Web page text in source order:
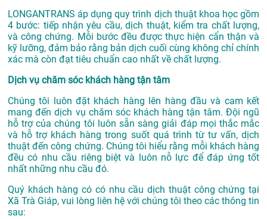
LONGANTRANS áp dụng quy trình dịch thuật khoa học gồm
4 bước: tiếp nhận yêu cầu, dịch thuật, kiểm tra chất lượng,
và công chứng. Mỗi bước đều được thực hiện cẩn thận và
kỹ lưỡng, đảm bảo rằng bản dịch cuối cùng không chỉ chính
xác mà còn đạt tiêu chuẩn cao nhất về chất lượng.
Dịch vụ chăm sóc khách hàng tận tâm
Chúng tôi luôn đặt khách hàng lên hàng đầu và cam kết
mang đến dịch vụ chăm sóc khách hàng tận tâm. Đội ngũ
hỗ trợ của chúng tôi luôn sẵn sàng giải đáp mọi thắc mắc
và hỗ trợ khách hàng trong suốt quá trình từ tư vấn, dịch
thuật đến công chứng. Chúng tôi hiểu rằng mỗi khách hàng
đều có nhu cầu riêng biệt và luôn nỗ lực để đáp ứng tốt
nhất những nhu cầu đó.
Quý khách hàng có có nhu cầu dịch thuật công chứng tại
Xã Trà Giáp, vui lòng liên hệ với chúng tôi theo các thông tin
sau: